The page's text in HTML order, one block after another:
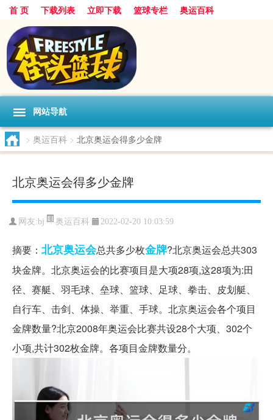
首 页 下载列表 立即下载 篮球专栏 奥运百科
网站导航
> 奥运百科 > 北京奥运会得多少金牌
北京奥运会得多少金牌
网友:bj 奥运百科 2022-02-20 10:03:59
摘要： 北京奥运会总共多少枚金牌?北京奥运会总共303
块金牌。北京奥运会的比赛项目是大项28项,这28项为:田
径、赛艇、羽毛球、垒球、篮球、足球、拳击、皮划艇、
自行车、击剑、体操、举重、手球。北京奥运会各个项目
金牌数量?北京2008年奥运会比赛共设28个大项、302个
小项,共计302枚金牌。各项目金牌数量分。